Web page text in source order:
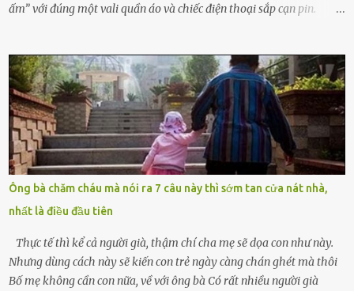
ấm” với đúng một vali quần áo và chiếc điện thoại sắp cạn pin.
cưới cô để có con. Không phải để nuôi một cái thân bất tài chỉ biết
khóc lóc,” anh ta gằn giọng, đẩy mạnh cánh cửa trước mặt tôi.
Tiếng cánh cửa đóng lại, vang lên như một bản án lạnh lùng. Tôi
đứng chết lặng giữa cơn mưa, không biết đi đâu, về đâu. Bố mẹ tôi
mất sớm. Tôi chẳng có anh chị em. Họ hàng cũng thưa thớt, chẳng
ai thân thiết đến mức có thể mở lòng cho tôi tá túc. Bạn bè? Ai cũng
bận rộn với gia đình riêng của họ. Tôi đã từng đặt cược cả thanh
xuân vào người chồng ấy – và giờ, tôi chỉ còn lại chính mình. Tôi lên
chiếc xe buýt cuối ngày, trốn chạy khỏi thành phố và nỗi đau. Tôi v...
Ông bà chăm cháu mà nói ra 7 câu này thì sớm tan cửa nát nhà,
nhất là điều đầu tiên
Thực tế thì kể cả người già, thậm chí cha mẹ sẽ dọa con như này.
Nhưng dùng cách này sẽ kiến con trẻ ngày càng chán ghét mà thôi
Bố mẹ không cần con nữa, về với ông bà Có rất nhiều người già